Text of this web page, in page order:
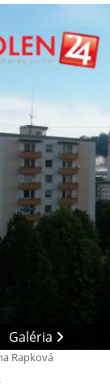
Galéria
Rapková